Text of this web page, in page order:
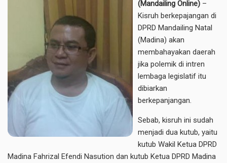
(Mandailing Online) –
Kisruh berkepajangan di
DPRD Mandailing Natal
(Madina) akan
membahayakan daerah
jika polemik di intren
lembaga legislatif itu
dibiarkan
berkepanjangan.
Sebab, kisruh ini sudah
menjadi dua kutub, yaitu
kutub Wakil Ketua DPRD
Madina Fahrizal Efendi Nasution dan kutub Ketua DPRD Madina